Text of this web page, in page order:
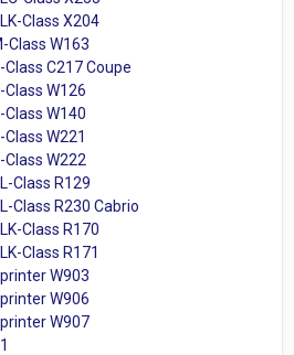
Class X204
Class W163
C217 Coupe
W126
W140
W221
W222
Class R129
Class R230 Cabrio
Class R170
Class R171
W903
W906
W907